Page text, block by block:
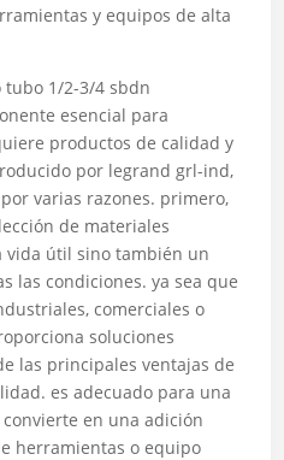
y equipos de alta
1/2-3/4 sbdn
esencial para
productos de calidad y
por legrand grl-ind,
varias razones. primero,
de materiales
vida útil sino también un
las condiciones. ya sea que
comerciales o
soluciones
las principales ventajas de
es adecuado para una
en una adición
herramientas o equipo